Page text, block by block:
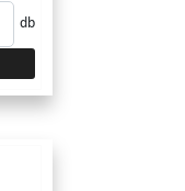
db